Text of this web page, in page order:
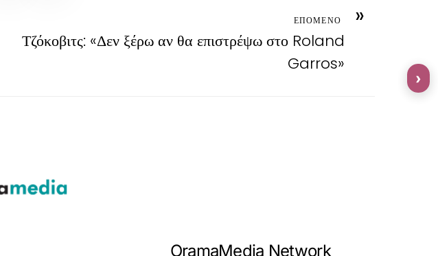
»
ΕΠΟΜΕΝΟ
Τζόκοβιτς: «Δεν ξέρω αν θα επιστρέψω στο Roland
Garros»
OramaMedia Network
›